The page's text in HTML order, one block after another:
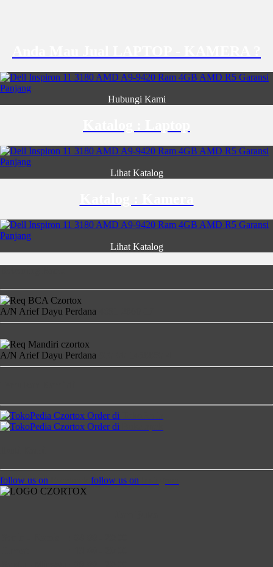
Hubungi Kami
Lihat Katalog
Lihat Katalog
A/N Arief Dayu Perdana
A/N Arief Dayu Perdana
Order di
Order di
follow us on follow us on